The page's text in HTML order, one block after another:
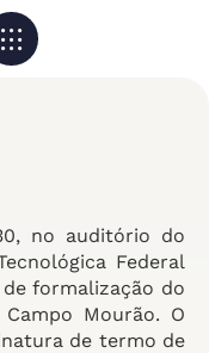
no auditório do
Federal
de formalização do
Mourão. O
de termo de